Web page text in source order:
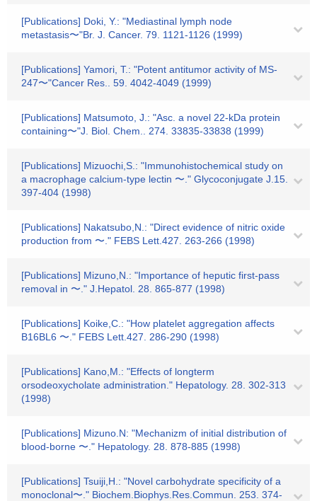
[Publications] Doki, Y.: "Mediastinal lymph node
metastasis〜"Br. J. Cancer. 79. 1121-1126 (1999)
[Publications] Yamori, T.: "Potent antitumor activity of MS-
247〜"Cancer Res.. 59. 4042-4049 (1999)
[Publications] Matsumoto, J.: "Asc. a novel 22-kDa protein
containing〜"J. Biol. Chem.. 274. 33835-33838 (1999)
[Publications] Mizuochi,S.: "Immunohistochemical study on
a macrophage calcium-type lectin 〜." Glycoconjugate J.15.
397-404 (1998)
[Publications] Nakatsubo,N.: "Direct evidence of nitric oxide
production from 〜." FEBS Lett.427. 263-266 (1998)
[Publications] Mizuno,N.: "Importance of heputic first-pass
removal in 〜." J.Hepatol. 28. 865-877 (1998)
[Publications] Koike,C.: "How platelet aggregation affects
B16BL6 〜." FEBS Lett.427. 286-290 (1998)
[Publications] Kano,M.: "Effects of longterm
orsodeoxycholate administration." Hepatology. 28. 302-313
(1998)
[Publications] Mizuno.N: "Mechanizm of initial distribution of
blood-borne 〜." Hepatology. 28. 878-885 (1998)
[Publications] Tsuiji,H.: "Novel carbohydrate specificity of a
monoclonal〜." Biochem.Biophys.Res.Commun. 253. 374-